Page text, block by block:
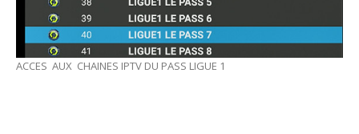
ACCES AUX CHAINES IPTV DU PASS LIGUE 1